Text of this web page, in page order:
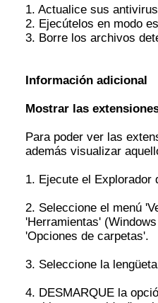
1. Actualice sus
2. Ejecútelos en modo
3. Borre los archivos
Información adicional
Mostrar las
Para poder ver las
además visualizar
1. Ejecute el Explorador
2. Seleccione el menú
'Herramientas'
'Opciones de carpetas'.
3. Seleccione la
4. DESMARQUE la